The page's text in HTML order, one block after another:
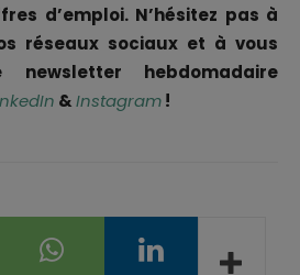
d’emploi. N’hésitez pas à
réseaux sociaux et à vous
hebdomadaire
&Instagram!